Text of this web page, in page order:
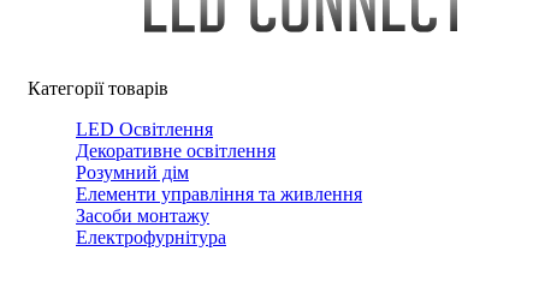
Категорії товарів
LED Освітлення
Декоративне освітлення
Розумний дім
Елементи управління та живлення
Засоби монтажу
Електрофурнітура